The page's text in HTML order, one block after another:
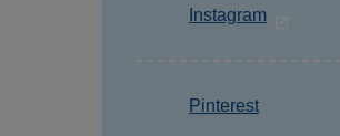
Instagram
Pinterest